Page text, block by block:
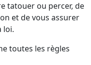
tatouer ou percer, de
et de vous assurer
loi.
toutes les règles